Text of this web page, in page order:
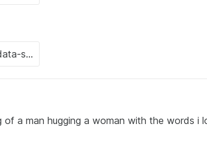
a man hugging a woman with the words i